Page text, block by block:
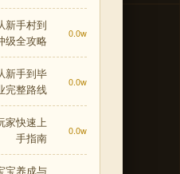
新手村到
级全攻略
0.0w
新手到毕
完整路线
0.0w
家快速上
手指南
0.0w
宝养成与